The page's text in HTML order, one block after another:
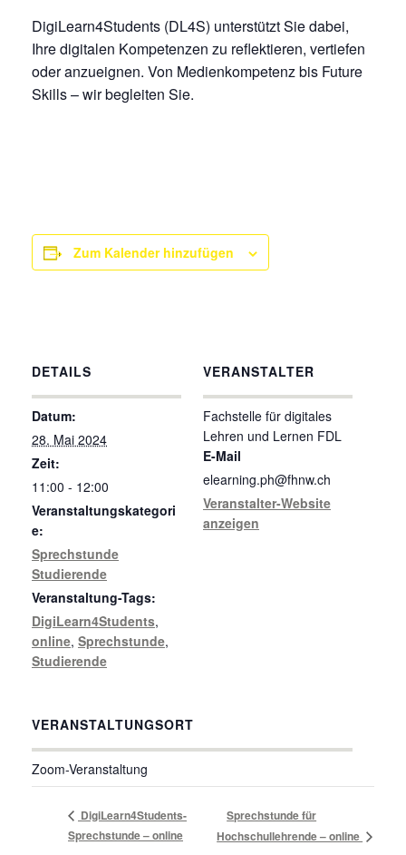
DigiLearn4Students (DL4S) unterstützt Sie dabei,
Ihre digitalen Kompetenzen zu reflektieren, vertiefen
oder anzueignen. Von Medienkompetenz bis Future
Skills – wir begleiten Sie.
Zum Kalender hinzufügen
DETAILS
Datum:
28. Mai 2024
Zeit:
11:00 - 12:00
Veranstaltungskategori
e:
Sprechstunde
Studierende
Veranstaltung-Tags:
DigiLearn4Students,
online, Sprechstunde,
Studierende
VERANSTALTUNGSORT
Zoom-Veranstaltung
VERANSTALTER
Fachstelle für digitales
Lehren und Lernen FDL
E-Mail
elearning.ph@fhnw.ch
Veranstalter-Website
anzeigen
DigiLearn4Students-
Sprechstunde – online
Sprechstunde für
Hochschullehrende – online